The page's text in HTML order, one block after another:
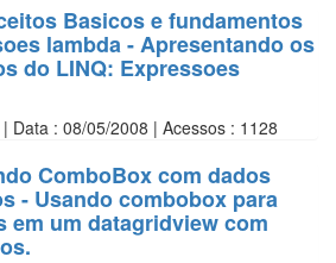
Basicos e fundamentos
lambda - Apresentando os
do LINQ: Expressoes
Data : 08/05/2008 | Acessos : 1128
ComboBox com dados
- Usando combobox para
em um datagridview com